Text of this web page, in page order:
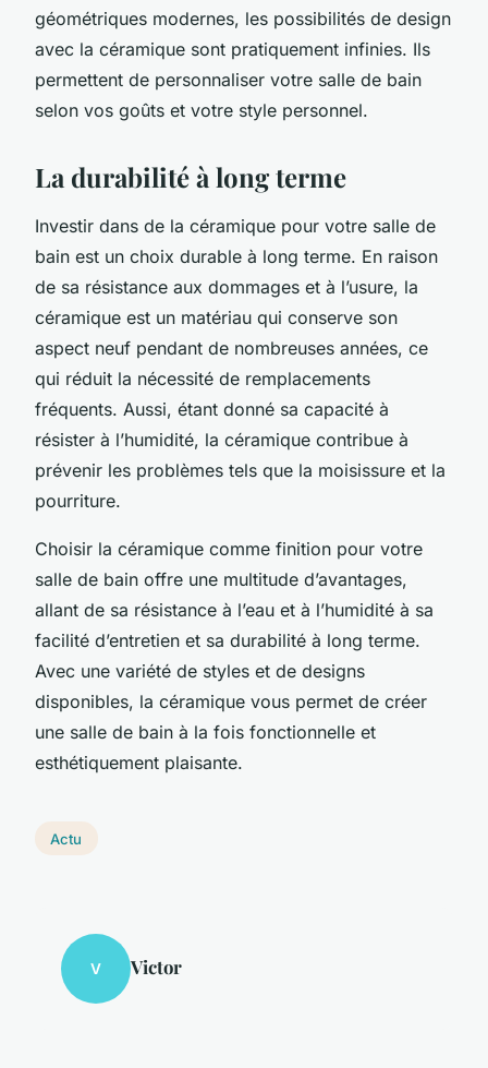
géométriques modernes, les possibilités de design
avec la céramique sont pratiquement infinies. Ils
permettent de personnaliser votre salle de bain
selon vos goûts et votre style personnel.
La durabilité à long terme
Investir dans de la céramique pour votre salle de
bain est un choix durable à long terme. En raison
de sa résistance aux dommages et à l’usure, la
céramique est un matériau qui conserve son
aspect neuf pendant de nombreuses années, ce
qui réduit la nécessité de remplacements
fréquents. Aussi, étant donné sa capacité à
résister à l’humidité, la céramique contribue à
prévenir les problèmes tels que la moisissure et la
pourriture.
Choisir la céramique comme finition pour votre
salle de bain offre une multitude d’avantages,
allant de sa résistance à l’eau et à l’humidité à sa
facilité d’entretien et sa durabilité à long terme.
Avec une variété de styles et de designs
disponibles, la céramique vous permet de créer
une salle de bain à la fois fonctionnelle et
esthétiquement plaisante.
Actu
V Victor